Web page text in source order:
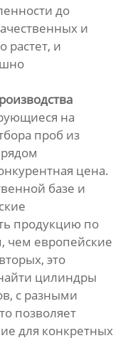
до
и
растет, и
на
проб из
цена.
базе и
продукцию по
чем европейские
это
цилиндры
с разными
позволяет
для конкретных